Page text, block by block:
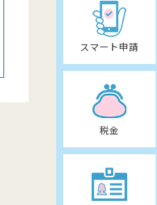
スマート申請
税金